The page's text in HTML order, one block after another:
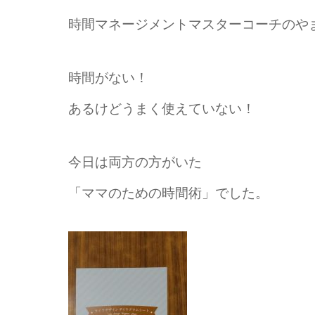
時間マネージメントマスターコーチのや
時間がない！
あるけどうまく使えていない！
今日は両方の方がいた
「ママのための時間術」でした。